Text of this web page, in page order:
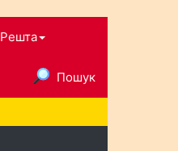
Решта
Пошук